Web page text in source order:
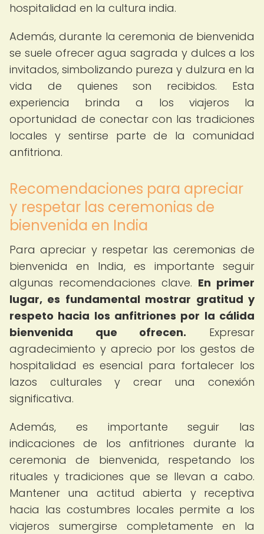
hospitalidad en la cultura india.
Además, durante la ceremonia de bienvenida
se suele ofrecer agua sagrada y dulces a los
invitados, simbolizando pureza y dulzura en la
vida de quienes son recibidos. Esta
experiencia brinda a los viajeros la
oportunidad de conectar con las tradiciones
locales y sentirse parte de la comunidad
anfitriona.
Recomendaciones para apreciar
y respetar las ceremonias de
bienvenida en India
Para apreciar y respetar las ceremonias de
bienvenida en India, es importante seguir
algunas recomendaciones clave. En primer
lugar, es fundamental mostrar gratitud y
respeto hacia los anfitriones por la cálida
bienvenida que ofrecen. Expresar
agradecimiento y aprecio por los gestos de
hospitalidad es esencial para fortalecer los
lazos culturales y crear una conexión
significativa.
Además, es importante seguir las
indicaciones de los anfitriones durante la
ceremonia de bienvenida, respetando los
rituales y tradiciones que se llevan a cabo.
Mantener una actitud abierta y receptiva
hacia las costumbres locales permite a los
viajeros sumergirse completamente en la